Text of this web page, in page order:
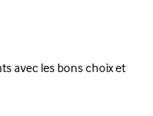
avec les bons choix et